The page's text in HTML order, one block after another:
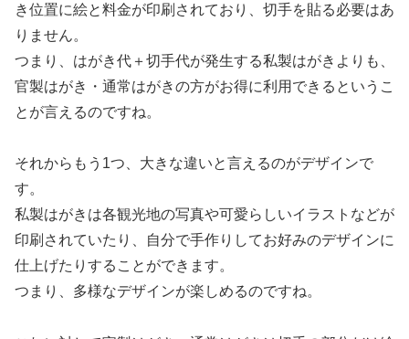
き位置に絵と料金が印刷されており、切手を貼る必要はあ
りません。
つまり、はがき代＋切手代が発生する私製はがきよりも、
官製はがき・通常はがきの方がお得に利用できるというこ
とが言えるのですね。
それからもう1つ、大きな違いと言えるのがデザインで
す。
私製はがきは各観光地の写真や可愛らしいイラストなどが
印刷されていたり、自分で手作りしてお好みのデザインに
仕上げたりすることができます。
つまり、多様なデザインが楽しめるのですね。